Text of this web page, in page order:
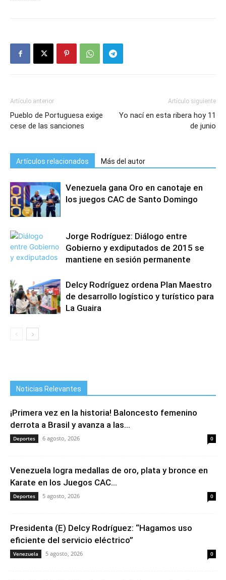
Artículo anterior
Pueblo de Portuguesa exige
cese de las sanciones
Artículo siguiente
Yo nací en esta ribera hoy 11
de junio
Artículos relacionados Más del autor
Venezuela gana Oro en canotaje en
los juegos CAC de Santo Domingo
Jorge Rodríguez: Diálogo entre
Gobierno y exdiputados de 2015 se
mantiene en sesión permanente
Delcy Rodríguez ordena Plan Maestro
de desarrollo logístico y turístico para
La Guaira
Noticias Relevantes
¡Primera vez en la historia! Baloncesto femenino
derrota a Brasil y avanza a las...
Deportes 6 agosto, 2026 0
Venezuela logra medallas de oro, plata y bronce en
Karate en los Juegos CAC...
Deportes 5 agosto, 2026 0
Presidenta (E) Delcy Rodríguez: “Hagamos uso
eficiente del servicio eléctrico”
Venezuela 5 agosto, 2026 0